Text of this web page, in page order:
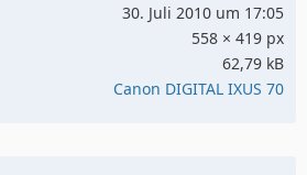
30. Juli 2010 um 17:05
558 × 419 px
62,79 kB
Canon DIGITAL IXUS 70